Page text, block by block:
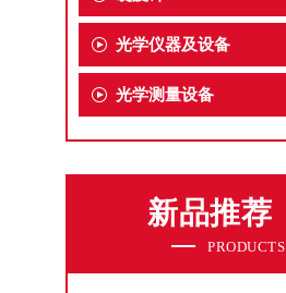
光学仪器及设备
光学测量设备
新品推荐
PRODUCTS